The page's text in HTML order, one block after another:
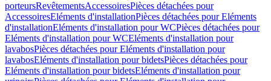
porteursRevêtementsAccessoiresPièces détachées pour
AccessoiresEléments d'installationPièces détachées pour Eléments
d'installationEléments d'installation pour WCPièces détachées pour
Eléments d'installation pour WCEléments d'installation pour
lavabosPièces détachées pour Eléments d'installation pour
lavabosEléments d'installation pour bidetsPièces détachées pour
Eléments d'installation pour bidetsEléments d'installation pour